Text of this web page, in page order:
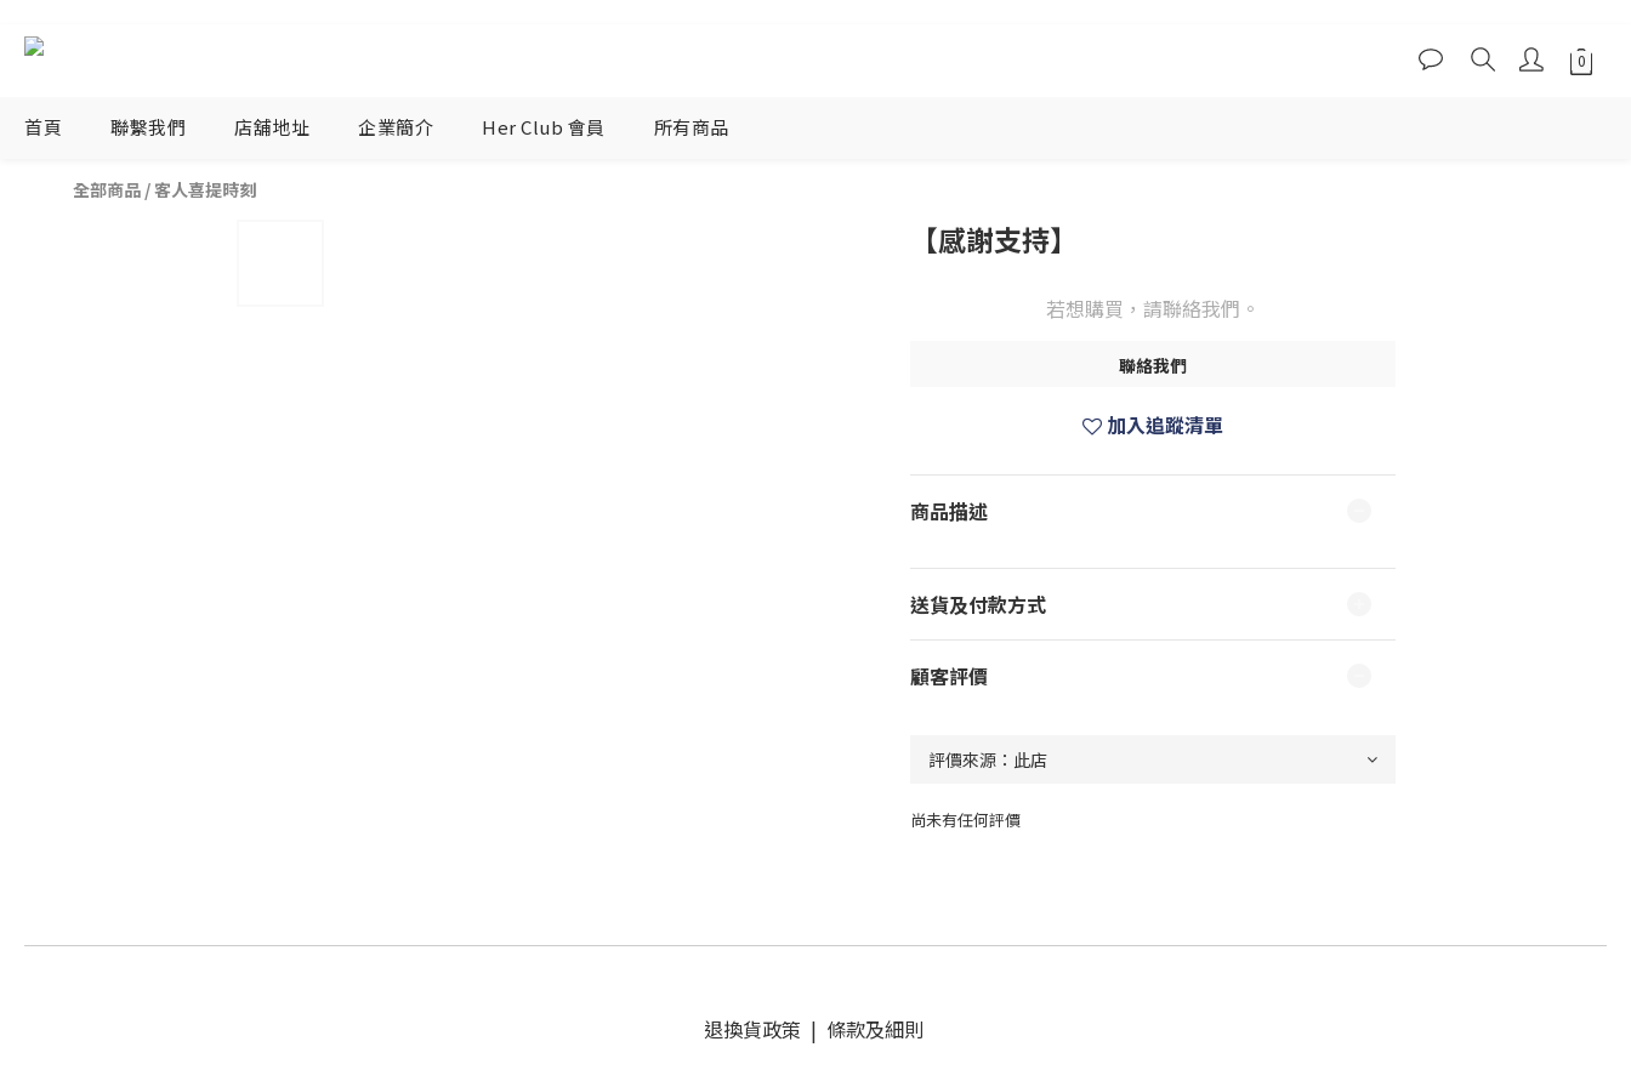
首頁 聯繫我們 店舖地址 企業簡介 Her Club 會員 所有商品
全部商品 /客人喜提時刻
【感謝支持】
若想購買，請聯絡我們。
聯絡我們
加入追蹤清單
商品描述
送貨及付款方式
顧客評價
尚未有任何評價
退換貨政策 | 條款及細則